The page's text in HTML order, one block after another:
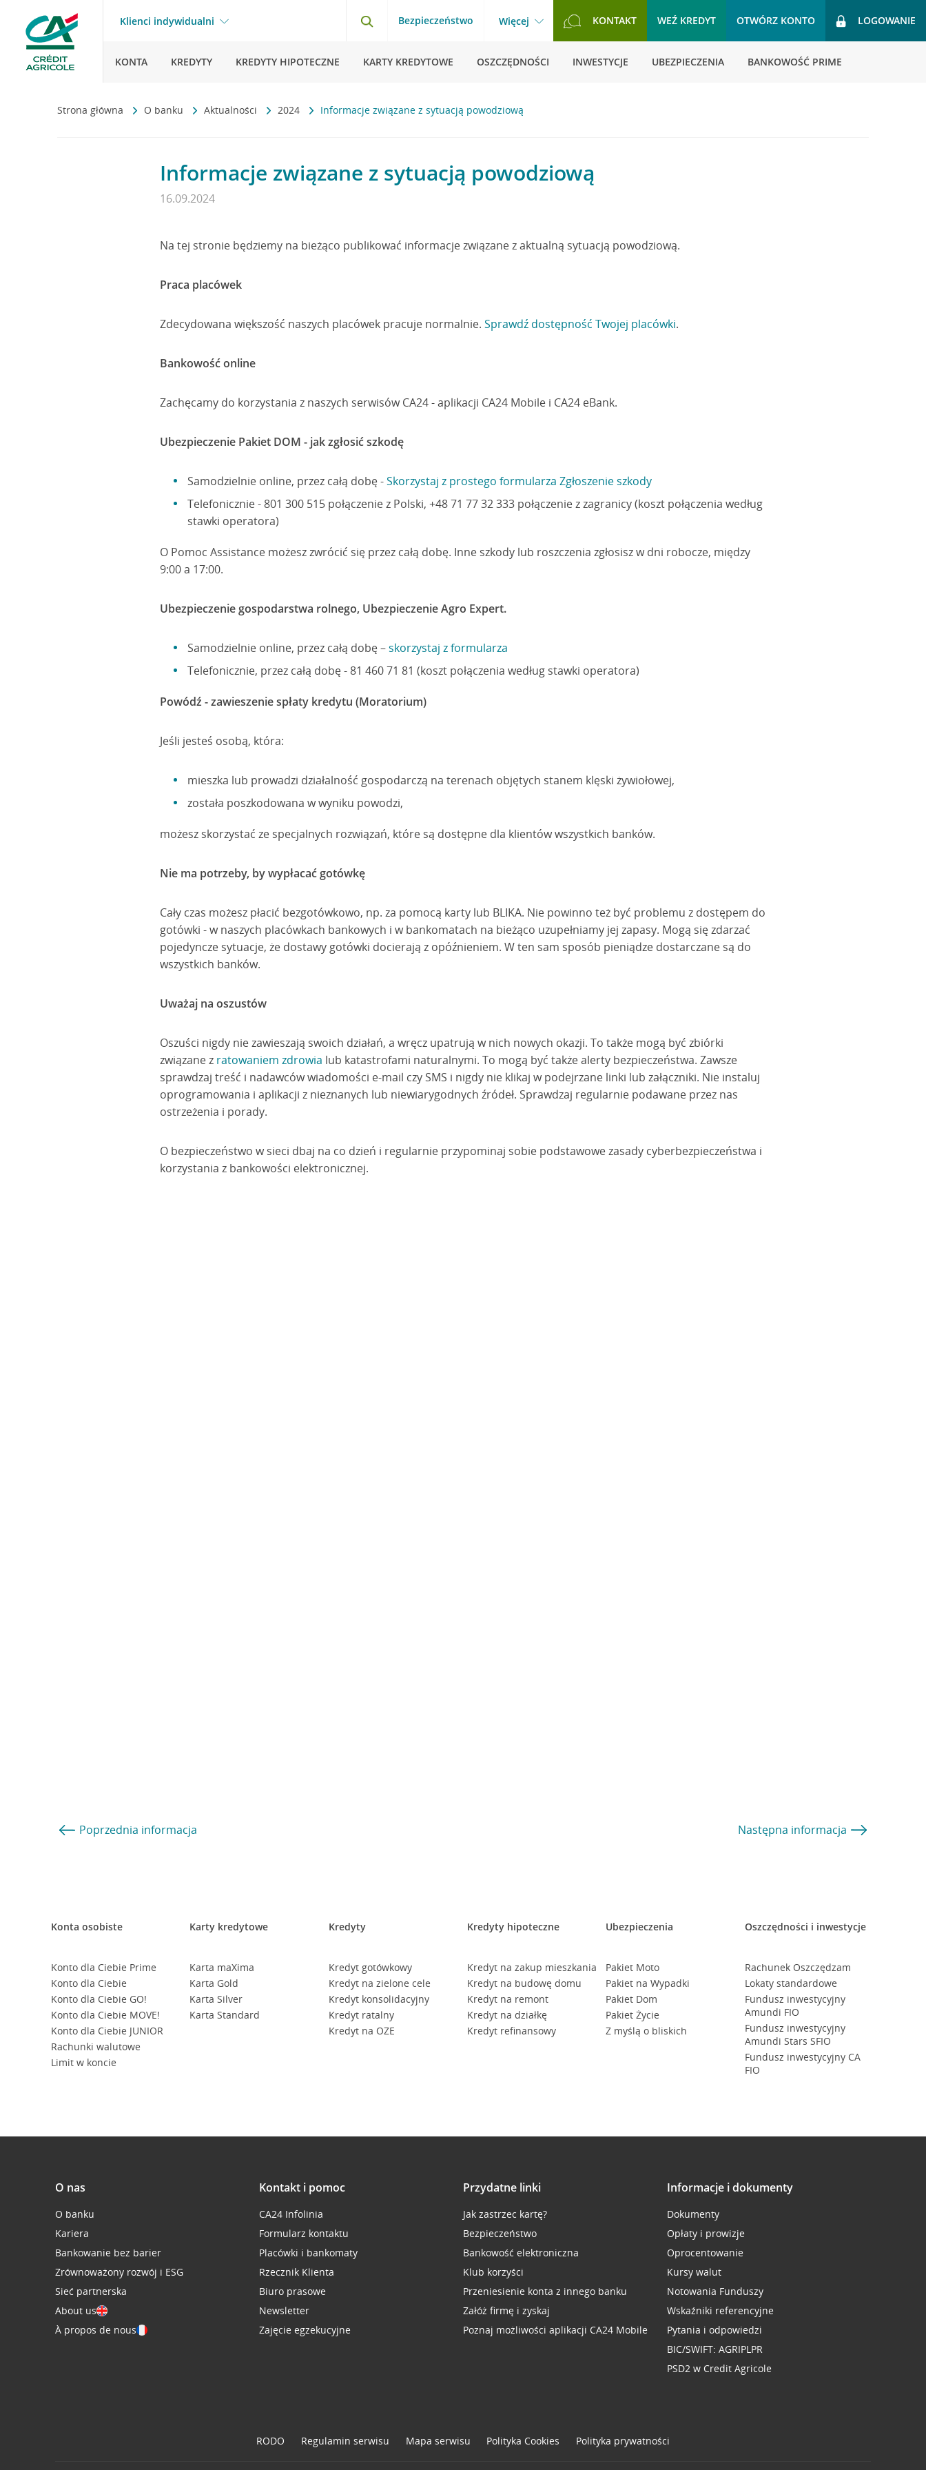
Klienci indywidualni Bezpieczeństwo Więcej KONTAKT WEŹ KREDYT OTWÓRZ KONTO LOGOWANIE
KONTA KREDYTY KREDYTY HIPOTECZNE KARTY KREDYTOWE OSZCZĘDNOŚCI INWESTYCJE UBEZPIECZENIA BANKOWOŚĆ PRIME
Strona główna O banku Aktualności 2024 Informacje związane z sytuacją powodziową
Informacje związane z sytuacją powodziową
16.09.2024
Na tej stronie będziemy na bieżąco publikować informacje związane z aktualną sytuacją powodziową.
Praca placówek
Zdecydowana większość naszych placówek pracuje normalnie. Sprawdź dostępność Twojej placówki.
Bankowość online
Zachęcamy do korzystania z naszych serwisów CA24 - aplikacji CA24 Mobile i CA24 eBank.
Ubezpieczenie Pakiet DOM - jak zgłosić szkodę
Samodzielnie online, przez całą dobę -Skorzystaj z prostego formularza Zgłoszenie szkody
Telefonicznie - 801 300 515 połączenie z Polski, +48 71 77 32 333 połączenie z zagranicy (koszt połączenia według
stawki operatora)
O Pomoc Assistance możesz zwrócić się przez całą dobę. Inne szkody lub roszczenia zgłosisz w dni robocze, między
9:00 a 17:00.
Ubezpieczenie gospodarstwa rolnego, Ubezpieczenie Agro Expert.
Samodzielnie online, przez całą dobę –skorzystaj z formularza
Telefonicznie, przez całą dobę - 81 460 71 81 (koszt połączenia według stawki operatora)
Powódź - zawieszenie spłaty kredytu (Moratorium)
Jeśli jesteś osobą, która:
mieszka lub prowadzi działalność gospodarczą na terenach objętych stanem klęski żywiołowej,
została poszkodowana w wyniku powodzi,
możesz skorzystać ze specjalnych rozwiązań, które są dostępne dla klientów wszystkich banków.
Nie ma potrzeby, by wypłacać gotówkę
Cały czas możesz płacić bezgotówkowo, np. za pomocą karty lub BLIKA. Nie powinno też być problemu z dostępem do
gotówki - w naszych placówkach bankowych i w bankomatach na bieżąco uzupełniamy jej zapasy. Mogą się zdarzać
pojedyncze sytuacje, że dostawy gotówki docierają z opóźnieniem. W ten sam sposób pieniądze dostarczane są do
wszystkich banków.
Uważaj na oszustów
Oszuści nigdy nie zawieszają swoich działań, a wręcz upatrują w nich nowych okazji. To także mogą być zbiórki
związane z ratowaniem zdrowia lub katastrofami naturalnymi. To mogą być także alerty bezpieczeństwa. Zawsze
sprawdzaj treść i nadawców wiadomości e-mail czy SMS i nigdy nie klikaj w podejrzane linki lub załączniki. Nie instaluj
oprogramowania i aplikacji z nieznanych lub niewiarygodnych źródeł. Sprawdzaj regularnie podawane przez nas
ostrzeżenia i porady.
O bezpieczeństwo w sieci dbaj na co dzień i regularnie przypominaj sobie podstawowe zasady cyberbezpieczeństwa i
korzystania z bankowości elektronicznej.
Poprzednia informacja Następna informacja
Konta osobiste
Konto dla Ciebie Prime
Konto dla Ciebie
Konto dla Ciebie GO!
Konto dla Ciebie MOVE!
Konto dla Ciebie JUNIOR
Rachunki walutowe
Limit w koncie
Karty kredytowe
Karta maXima
Karta Gold
Karta Silver
Karta Standard
Kredyty
Kredyt gotówkowy
Kredyt na zielone cele
Kredyt konsolidacyjny
Kredyt ratalny
Kredyt na OZE
Kredyty hipoteczne
Kredyt na zakup mieszkania
Kredyt na budowę domu
Kredyt na remont
Kredyt na działkę
Kredyt refinansowy
Ubezpieczenia
Pakiet Moto
Pakiet na Wypadki
Pakiet Dom
Pakiet Życie
Z myślą o bliskich
Oszczędności i inwestycje
Rachunek Oszczędzam
Lokaty standardowe
Fundusz inwestycyjny
Amundi FIO
Fundusz inwestycyjny
Amundi Stars SFIO
Fundusz inwestycyjny CA
FIO
O nas
O banku
Kariera
Bankowanie bez barier
Zrównoważony rozwój i ESG
Sieć partnerska
About us
À propos de nous
Kontakt i pomoc
CA24 Infolinia
Formularz kontaktu
Placówki i bankomaty
Rzecznik Klienta
Biuro prasowe
Newsletter
Zajęcie egzekucyjne
Przydatne linki
Jak zastrzec kartę?
Bezpieczeństwo
Bankowość elektroniczna
Klub korzyści
Przeniesienie konta z innego banku
Załóż firmę i zyskaj
Poznaj możliwości aplikacji CA24 Mobile
Informacje i dokumenty
Dokumenty
Opłaty i prowizje
Oprocentowanie
Kursy walut
Notowania Funduszy
Wskaźniki referencyjne
Pytania i odpowiedzi
BIC/SWIFT: AGRIPLPR
PSD2 w Credit Agricole
RODO Regulamin serwisu Mapa serwisu Polityka Cookies Polityka prywatności